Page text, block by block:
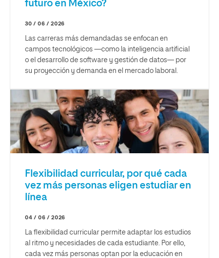
futuro en México?
30 / 06 / 2026
Las carreras más demandadas se enfocan en
campos tecnológicos —como la inteligencia artificial
o el desarrollo de software y gestión de datos— por
su proyección y demanda en el mercado laboral.
Flexibilidad curricular, por qué cada
vez más personas eligen estudiar en
línea
04 / 06 / 2026
La flexibilidad curricular permite adaptar los estudios
al ritmo y necesidades de cada estudiante. Por ello,
cada vez más personas optan por la educación en